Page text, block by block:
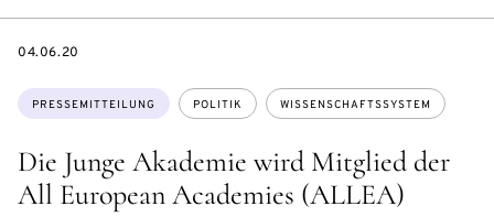
Die Junge Akademie wird Mitglied der
All European Academies (ALLEA)
Themen:
PRESSEMITTEILUNG POLITIK WISSENSCHAFTSSYSTEM
DATE
04.06.20